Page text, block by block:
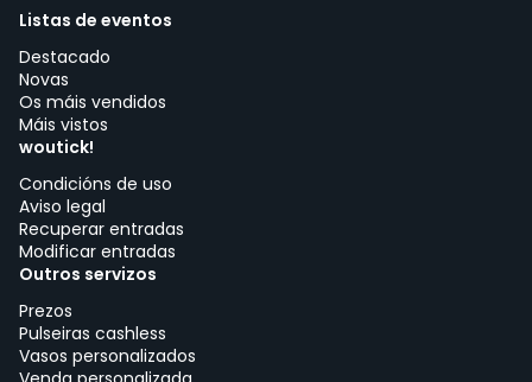
Listas de eventos
Destacado
Novas
Os máis vendidos
Máis vistos
woutick!
Condicións de uso
Aviso legal
Recuperar entradas
Modificar entradas
Outros servizos
Prezos
Pulseiras cashless
Vasos personalizados